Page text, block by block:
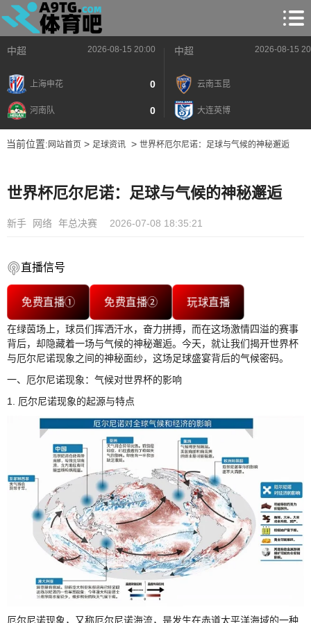
中超 2026-08-15 20:00
上海申花 0
河南队 0
中超 2026-08-15
云南玉昆
大连英博
当前位置: 网站首页> 足球资讯> 世界杯厄尔尼诺：足球与气候的神秘邂逅
世界杯厄尔尼诺：足球与气候的神秘邂逅
新手 网络 年总决赛 2026-07-08 18:35:21
直播信号
免费直播① 免费直播② 玩球直播
在绿茵场上，球员们挥洒汗水，奋力拼搏，而在这场激情四溢的赛事
背后，却隐藏着一场与气候的神秘邂逅。今天，就让我们揭开世界杯
与厄尔尼诺现象之间的神秘面纱，这场足球盛宴背后的气候密码。
一、厄尔尼诺现象：气候对世界杯的影响
1. 厄尔尼诺现象的起源与特点
厄尔尼诺现象，又称厄尔尼诺海流，是发生在赤道太平洋海域的一种